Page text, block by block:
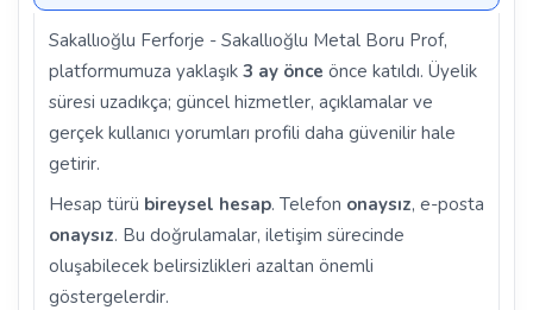
Sakallıoğlu Ferforje - Sakallıoğlu Metal Boru Prof,
platformumuza yaklaşık 3 ay önce önce katıldı. Üyelik
süresi uzadıkça; güncel hizmetler, açıklamalar ve
gerçek kullanıcı yorumları profili daha güvenilir hale
getirir.
Hesap türü bireysel hesap. Telefon onaysız, e-posta
onaysız. Bu doğrulamalar, iletişim sürecinde
oluşabilecek belirsizlikleri azaltan önemli
göstergelerdir.